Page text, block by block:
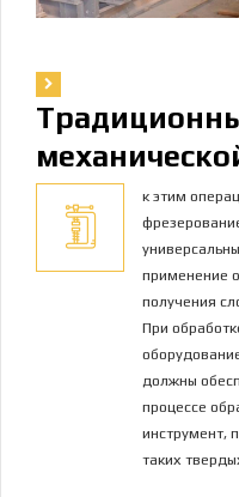
к этим
применение
получения
При
должны
процессе
инструмент,
таких